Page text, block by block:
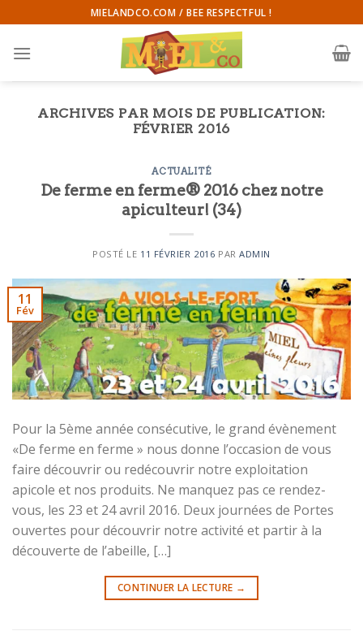
to
content
MIELANDCO.COM / BEE RESPECTFUL !
ARCHIVES PAR MOIS DE PUBLICATION:
FÉVRIER 2016
ACTUALITÉ
De ferme en ferme® 2016 chez notre
apiculteur! (34)
POSTÉ LE 11 FÉVRIER 2016 PARADMIN
11
Fév
Pour la 5ème année consécutive, le grand évènement
«De ferme en ferme » nous donne l’occasion de vous
faire découvrir ou redécouvrir notre exploitation
apicole et nos produits. Ne manquez pas ce rendez-
vous, les 23 et 24 avril 2016. Deux journées de Portes
ouvertes pour découvrir notre activité et partir à la
découverte de l’abeille, […]
CONTINUER LA LECTURE →